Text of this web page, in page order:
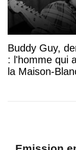
Buddy Guy,
: l'homme qui
la Maison-